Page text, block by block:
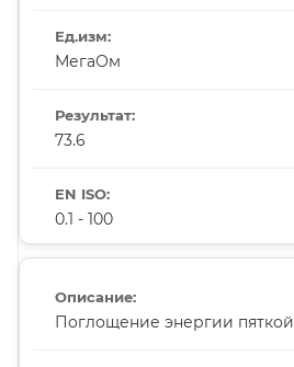
МегаОм
73.6
0.1 - 100
Поглощение энергии пяткой